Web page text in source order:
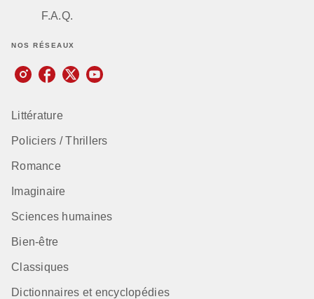
F.A.Q.
NOS RÉSEAUX
Littérature
Policiers / Thrillers
Romance
Imaginaire
Sciences humaines
Bien-être
Classiques
Dictionnaires et encyclopédies